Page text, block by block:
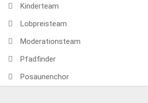
Kinderteam
Lobpreisteam
Moderationsteam
Pfadfinder
Posaunenchor